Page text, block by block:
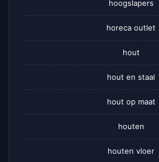
hoogslapers
horeca outlet
hout
hout en staal
hout op maat
houten
houten vloer